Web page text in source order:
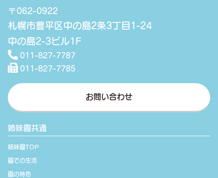
〒062-0922
札幌市豊平区中の島2条3丁目1-24
中の島2-3ビル1F
011-827-7787
011-827-7785
お問い合わせ
姉妹園共通
姉妹園TOP
園での生活
園の特色